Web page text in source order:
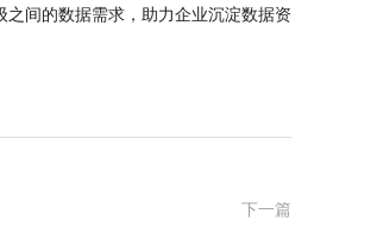
间的数据需求，助力企业沉淀数据资
下一篇